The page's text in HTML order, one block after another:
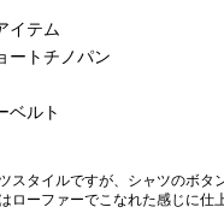
イテム
ートチノパン
ベルト
スタイルですが、シャツのボタ
ローファーでこなれた感じに仕